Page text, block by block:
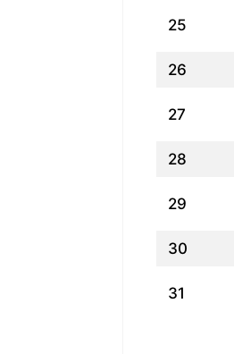
25
26
27
28
29
30
31